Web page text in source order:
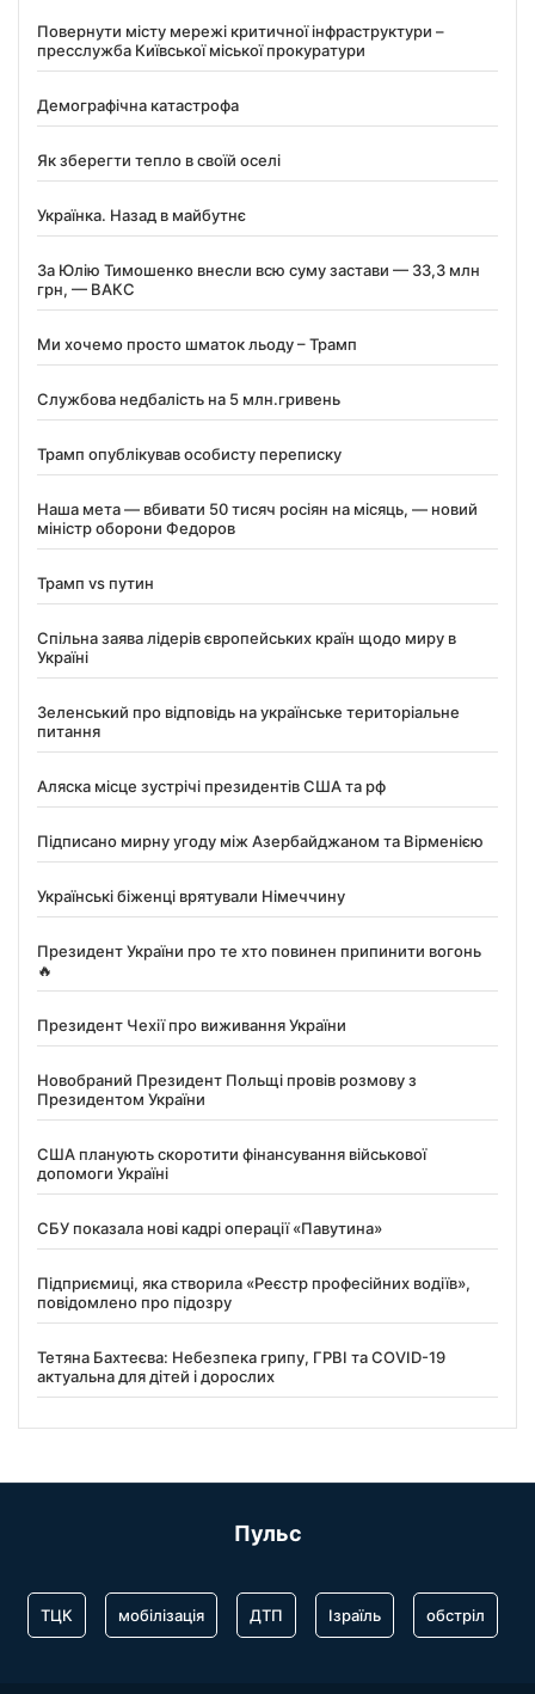
Повернути місту мережі критичної інфраструктури –
пресслужба Київської міської прокуратури
Демографічна катастрофа
Як зберегти тепло в своїй оселі
Українка. Назад в майбутнє
За Юлію Тимошенко внесли всю суму застави — 33,3 млн
грн, — ВАКС
Ми хочемо просто шматок льоду – Трамп
Службова недбалість на 5 млн.гривень
Трамп опублікував особисту переписку
Наша мета — вбивати 50 тисяч росіян на місяць, — новий
міністр оборони Федоров
Трамп vs путин
Спільна заява лідерів європейських країн щодо миру в
Україні
Зеленський про відповідь на українське територіальне
питання
Аляска місце зустрічі президентів США та рф
Підписано мирну угоду між Азербайджаном та Вірменією
Українські біженці врятували Німеччину
Президент України про те хто повинен припинити вогонь
🔥
Президент Чехії про виживання України
Новобраний Президент Польщі провів розмову з
Президентом України
США планують скоротити фінансування військової
допомоги Україні
СБУ показала нові кадрі операції «Павутина»
Підприємиці, яка створила «Реєстр професійних водіїв»,
повідомлено про підозру
Тетяна Бахтеєва: Небезпека грипу, ГРВІ та COVID-19
актуальна для дітей і дорослих
Пульс
ТЦК мобілізація ДТП Ізраїль обстріл